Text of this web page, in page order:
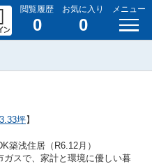
閲覧履歴
0
お気に入り
0
メニュー
坪】
築浅住居（R6.12月）
スで、家計と環境に優しい暮